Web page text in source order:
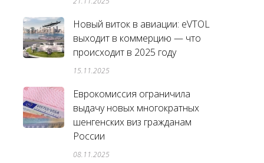
Новый виток в авиации: eVTOL
выходит в коммерцию — что
происходит в 2025 году
15.11.2025
Еврокомиссия ограничила
выдачу новых многократных
шенгенских виз гражданам
России
08.11.2025